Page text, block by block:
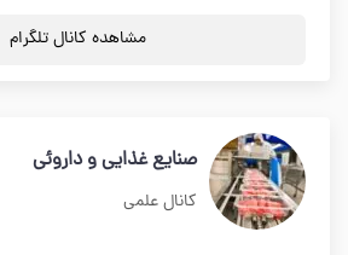
مشاهده کانال تلگرام
صنایع غذایی و داروئی
کانال علمی